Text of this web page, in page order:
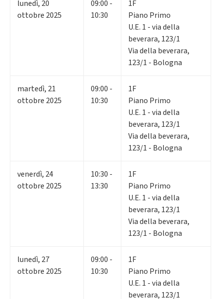
lunedì, 20
ottobre 2025
09:00 -
10:30
1F
Piano Primo
U.E. 1 - via della
beverara, 123/1
Via della beverara,
123/1 - Bologna
martedì, 21
ottobre 2025
09:00 -
10:30
1F
Piano Primo
U.E. 1 - via della
beverara, 123/1
Via della beverara,
123/1 - Bologna
venerdì, 24
ottobre 2025
10:30 -
13:30
1F
Piano Primo
U.E. 1 - via della
beverara, 123/1
Via della beverara,
123/1 - Bologna
lunedì, 27
ottobre 2025
09:00 -
10:30
1F
Piano Primo
U.E. 1 - via della
beverara, 123/1